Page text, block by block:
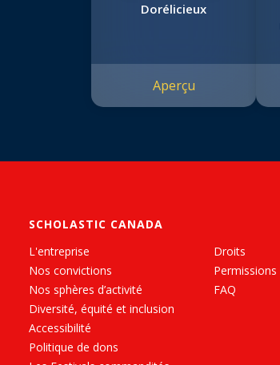
Dorélicieux
Aperçu
SCHOLASTIC CANADA
L'entreprise
Nos convictions
Nos sphères d’activité
Diversité, équité et inclusion
Accessibilité
Politique de dons
Droits
Permissions
FAQ